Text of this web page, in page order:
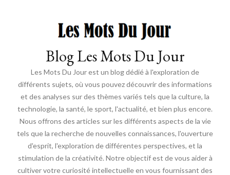
Blog Les Mots Du Jour
Les Mots Du Jour est un blog dédié à l'exploration de
différents sujets, où vous pouvez découvrir des informations
et des analyses sur des thèmes variés tels que la culture, la
technologie, la santé, le sport, l'actualité, et bien plus encore.
Nous offrons des articles sur les différents aspects de la vie
tels que la recherche de nouvelles connaissances, l'ouverture
d'esprit, l'exploration de différentes perspectives, et la
stimulation de la créativité. Notre objectif est de vous aider à
cultiver votre curiosité intellectuelle en vous fournissant des